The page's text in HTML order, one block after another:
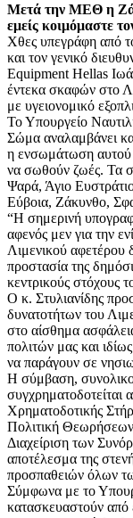
Μετά την ΜΕΘ η
εμείς κοιμόμαστε
Χθες υπεγράφη από
και τον γενικό
Equipment Hellas
έντεκα σκαφών στο
με υγειονομικό
Το Υπουργείο
Σώμα αναλαμβάνει
η ενσωμάτωση αυτού
να σωθούν ζωές. Τα
Ψαρά, Άγιο
Εύβοια, Ζάκυνθο,
“Η σημερινή
αφενός μεν για την
Λιμενικού αφετέρου
προστασία της
κεντρικούς στόχους
Ο κ. Στυλιανίδης
δυνατοτήτων του
στο αίσθημα
πολιτών μας και
να παράγουν σε
Η σύμβαση,
Χρηματοδοτικής
Πολιτική
Διαχείριση των
αποτέλεσμα της
προσπαθειών όλων
Σύμφωνα με το
κατασκευαστούν από